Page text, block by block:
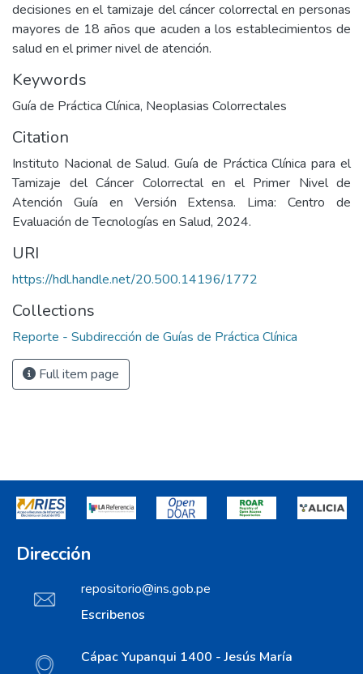
decisiones en el tamizaje del cáncer colorrectal en personas
mayores de 18 años que acuden a los establecimientos de
salud en el primer nivel de atención.
Keywords
Guía de Práctica Clínica, Neoplasias Colorrectales
Citation
Instituto Nacional de Salud. Guía de Práctica Clínica para el
Tamizaje del Cáncer Colorrectal en el Primer Nivel de
Atención Guía en Versión Extensa. Lima: Centro de
Evaluación de Tecnologías en Salud, 2024.
URI
https://hdl.handle.net/20.500.14196/1772
Collections
Reporte - Subdirección de Guías de Práctica Clínica
Full item page
Dirección
repositorio@ins.gob.pe
Escribenos
Cápac Yupanqui 1400 - Jesús María